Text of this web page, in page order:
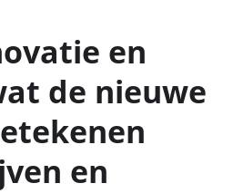
en
de nieuwe
en